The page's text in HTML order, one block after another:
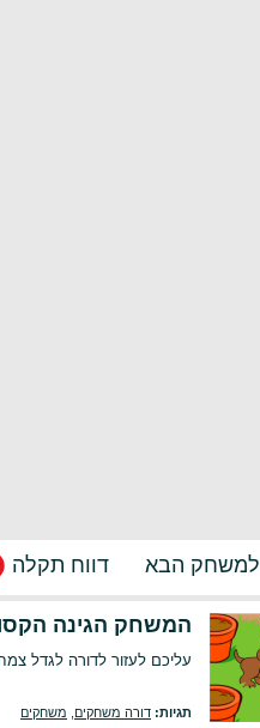
למשחק הבא דווח תקלה
המשחק הגינה
עליכם לעזור לדורה לגדל
תגיות: דורה משחקים משחקים